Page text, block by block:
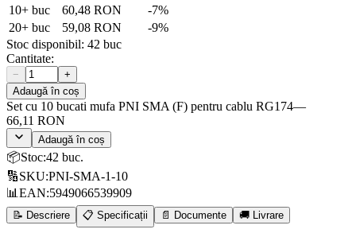
10+ buc 60,48 RON -7%
20+ buc 59,08 RON -9%
Stoc disponibil: 42 buc
Cantitate:
−
+
Adaugă în coș
Set cu 10 bucati mufa PNI SMA (F) pentru cablu RG174—
66,11 RON
Adaugă în coș
📦Stoc:42 buc.
🔢SKU:PNI-SMA-1-10
📊 EAN:5949066539909
📝 Descriere 📋 Specificații 📄 Documente 🚚 Livrare